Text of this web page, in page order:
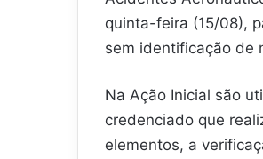
quinta-feira (15/08),
sem identificação de
Na Ação Inicial são
credenciado que
elementos, a